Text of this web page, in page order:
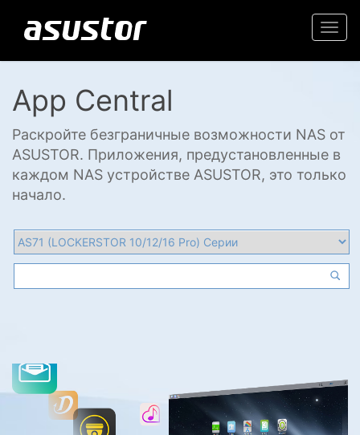
App Central
Раскройте безграничные возможности NAS от
ASUSTOR. Приложения, предустановленные в
каждом NAS устройстве ASUSTOR, это только
начало.